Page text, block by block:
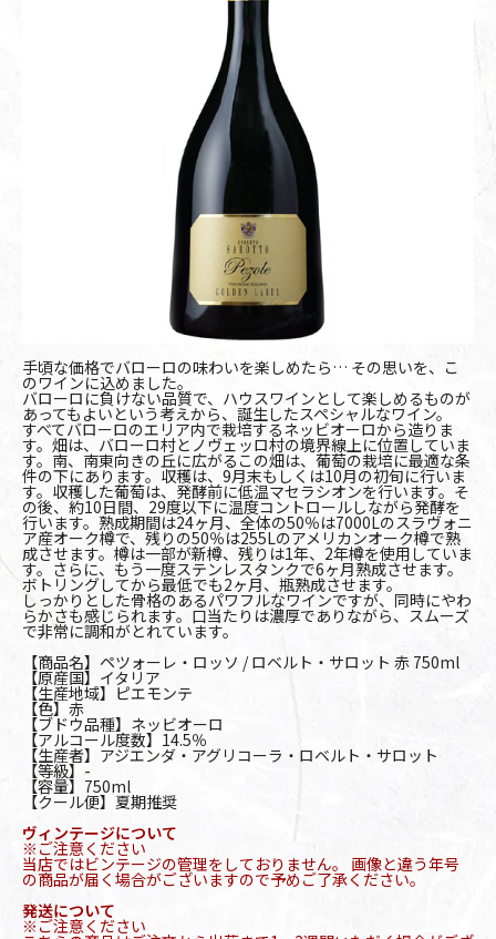
手頃な価格でバローロの味わいを楽しめたら… その思いを、こ
のワインに込めました。
バローロに負けない品質で、ハウスワインとして楽しめるものが
あってもよいという考えから、誕生したスペシャルなワイン。
すべてバローロのエリア内で栽培するネッビオーロから造りま
す。畑は、バローロ村とノヴェッロ村の境界線上に位置していま
す。南、南東向きの丘に広がるこの畑は、葡萄の栽培に最適な条
件の下にあります。収穫は、9月末もしくは10月の初旬に行いま
す。収穫した葡萄は、発酵前に低温マセラシオンを行います。そ
の後、約10日間、29度以下に温度コントロールしながら発酵を
行います。熟成期間は24ヶ月、全体の50％は7000Lのスラヴォニ
ア産オーク樽で、残りの50％は255Lのアメリカンオーク樽で熟
成させます。樽は一部が新樽、残りは1年、2年樽を使用していま
す。さらに、もう一度ステンレスタンクで6ヶ月熟成させます。
ボトリングしてから最低でも2ヶ月、瓶熟成させます。
しっかりとした骨格のあるパワフルなワインですが、同時にやわ
らかさも感じられます。口当たりは濃厚でありながら、スムーズ
で非常に調和がとれています。
【商品名】ペツォーレ・ロッソ / ロベルト・サロット 赤 750ml
【原産国】イタリア
【生産地域】ピエモンテ
【色】赤
【ブドウ品種】ネッビオーロ
【アルコール度数】14.5％
【生産者】アジエンダ・アグリコーラ・ロベルト・サロット
【等級】-
【容量】750ml
【クール便】夏期推奨
ヴィンテージについて
※ご注意ください
当店ではビンテージの管理をしておりません。 画像と違う年号
の商品が届く場合がございますので予めご了承ください。
発送について
※ご注意ください